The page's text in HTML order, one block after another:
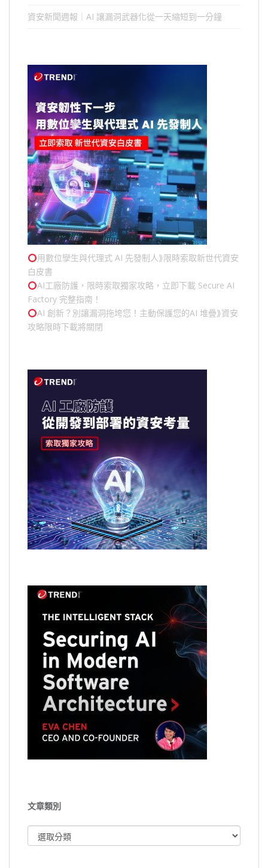
資安新聞週報｜AI 讓漏洞武器化從一天縮短到一分鐘
用數位孿生與代理式 AI 先發制人⟫限時索取新世代資安
白皮書
AI工廠防護，限時索取獨家攻略，立即下載 Secure AI
Factory 完整指南！
AI 創新？別讓漏洞拖垮您！主動保護您的AI 堆疊⟫資安
攻略限時下載將關閉
文章類別
章